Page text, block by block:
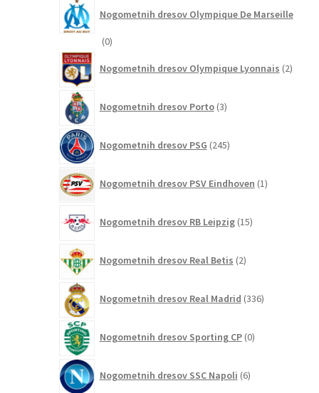
Nogometnih dresov Olympique De Marseille
00
Nogometnih dresov Olympique Lyonnais 2izdelka
Nogometnih dresov Porto 3izdelki
Nogometnih dresov PSG 245izdelkov
Nogometnih dresov PSV Eindhoven 1izdelek
Nogometnih dresov RB Leipzig 15izdelkov
Nogometnih dresov Real Betis 2izdelka
Nogometnih dresov Real Madrid 336izdelkov
Nogometnih dresov Sporting CP 0izdelkov
Nogometnih dresov SSC Napoli 6izdelkov